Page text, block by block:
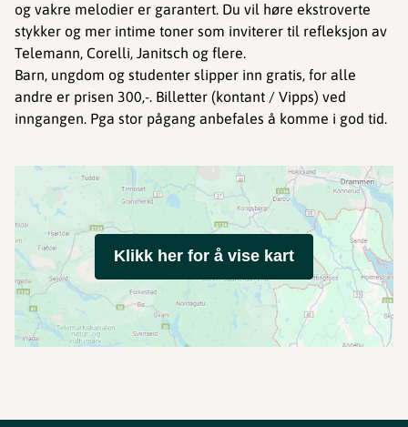
og vakre melodier er garantert. Du vil høre ekstroverte
stykker og mer intime toner som inviterer til refleksjon av
Telemann, Corelli, Janitsch og flere.
Barn, ungdom og studenter slipper inn gratis, for alle
andre er prisen 300,-. Billetter (kontant / Vipps) ved
inngangen. Pga stor pågang anbefales å komme i god tid.
Klikk her for å vise kart